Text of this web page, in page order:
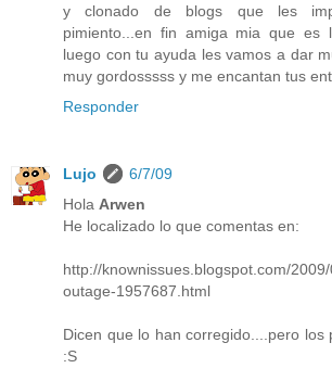
y clonado de blogs que les
pimiento...en fin amiga mia que es
luego con tu ayuda les vamos a dar
muy gordosssss y me encantan tus
Responder
Lujo
6/7/09
Hola Arwen
He localizado lo que comentas en:
http://knownissues.blogspot.com/
outage-1957687.html
Dicen que lo han corregido....pero los
:S